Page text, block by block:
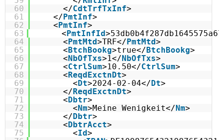
60
</CdtTrfTxInf>
61
</ PmtInf>
62
< PmtInf>
63
< PmtInfId
64
< PmtMtd>TRF</ PmtMtd>
65
< BtchBookg>true</ BtchBookg>
66
< NbOfTxs>1</ NbOfTxs>
67
<CtrlSum>10.50</CtrlSum>
68
< ReqdExctnDt>
69
< Dt>2024-02-04</ Dt>
70
</ ReqdExctnDt>
71
< Dbtr>
72
< Nm>Meine Wenigkeit</ Nm>
73
</ Dbtr>
74
< DbtrAcct>
75
<Id>